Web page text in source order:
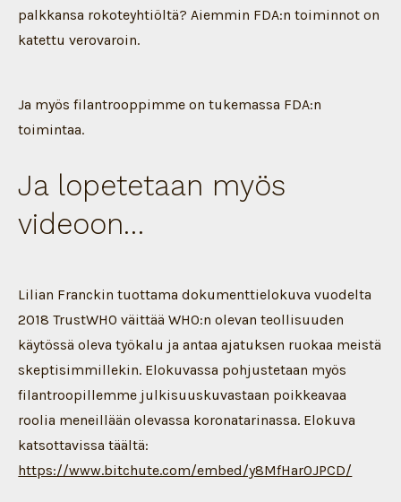
palkkansa rokoteyhtiöltä? Aiemmin FDA:n toiminnot on
katettu verovaroin.
Ja myös filantrooppimme on tukemassa FDA:n
toimintaa.
Ja lopetetaan myös
videoon…
Lilian Franckin tuottama dokumenttielokuva vuodelta
2018 TrustWHO väittää WHO:n olevan teollisuuden
käytössä oleva työkalu ja antaa ajatuksen ruokaa meistä
skeptisimmillekin. Elokuvassa pohjustetaan myös
filantroopillemme julkisuuskuvastaan poikkeavaa
roolia meneillään olevassa koronatarinassa. Elokuva
katsottavissa täältä:
https://www.bitchute.com/embed/y8MfHar0JPCD/